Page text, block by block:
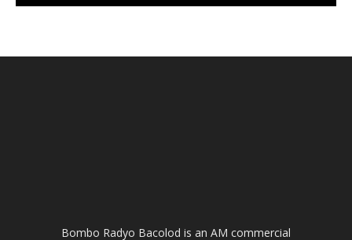
Bombo Radyo Bacolod is an AM commercial